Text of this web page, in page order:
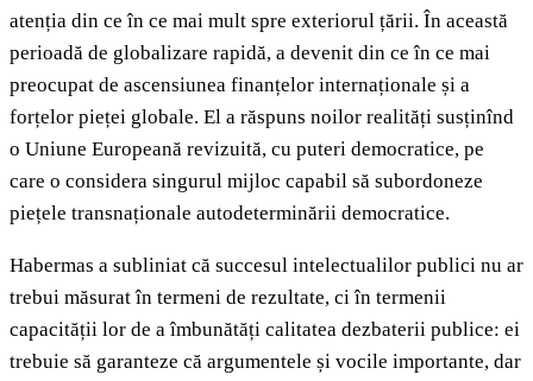
atenția din ce în ce mai mult spre exteriorul țării. În această
perioadă de globalizare rapidă, a devenit din ce în ce mai
preocupat de ascensiunea finanțelor internaționale și a
forțelor pieței globale. El a răspuns noilor realități susținînd
o Uniune Europeană revizuită, cu puteri democratice, pe
care o considera singurul mijloc capabil să subordoneze
piețele transnaționale autodeterminării democratice.
Habermas a subliniat că succesul intelectualilor publici nu ar
trebui măsurat în termeni de rezultate, ci în termenii
capacității lor de a îmbunătăți calitatea dezbaterii publice: ei
trebuie să garanteze că argumentele și vocile importante, dar